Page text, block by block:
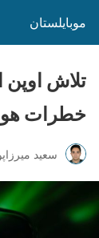
موبایلستان
تلاش
خطرات
سعید